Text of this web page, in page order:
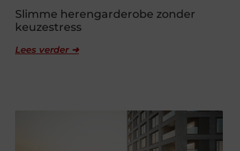
Slimme herengarderobe zonder
keuzestress
Lees verder ➜